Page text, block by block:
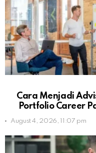
Cara Menjadi
Portfolio Career
August 4, 2026, 11:07 pm